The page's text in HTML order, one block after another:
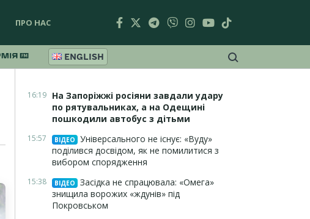
ПРО НАС
ENGLISH
16:19 На Запоріжжі росіяни завдали удару
по рятувальниках, а на Одещині
пошкодили автобус з дітьми
15:57 ВІДЕО
Універсального не існує: «Вуду»
поділився досвідом, як не помилитися з
вибором спорядження
15:38 ВІДЕО
Засідка не спрацювала: «Омега»
знищила ворожих «ждунів» під
Покровськом